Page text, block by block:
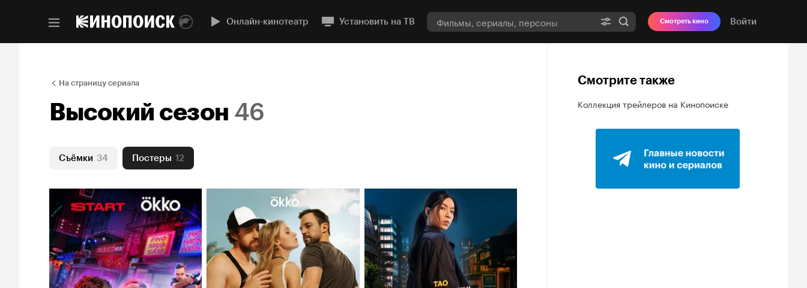
Онлайн-кинотеатр Установить на ТВ Смотреть кино Войти
На страницу сериала
Высокий сезон 46
Съёмки 34 Постеры 12
Смотрите также
Коллекция трейлеров на Кинопоиске